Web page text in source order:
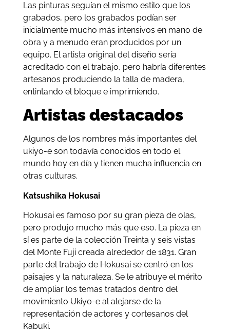
Las pinturas seguían el mismo estilo que los
grabados, pero los grabados podían ser
inicialmente mucho más intensivos en mano de
obra y a menudo eran producidos por un
equipo. El artista original del diseño sería
acreditado con el trabajo, pero habría diferentes
artesanos produciendo la talla de madera,
entintando el bloque e imprimiendo.
Artistas destacados
Algunos de los nombres más importantes del
ukiyo-e son todavía conocidos en todo el
mundo hoy en día y tienen mucha influencia en
otras culturas.
Katsushika Hokusai
Hokusai es famoso por su gran pieza de olas,
pero produjo mucho más que eso. La pieza en
sí es parte de la colección Treinta y seis vistas
del Monte Fuji creada alrededor de 1831. Gran
parte del trabajo de Hokusai se centró en los
paisajes y la naturaleza. Se le atribuye el mérito
de ampliar los temas tratados dentro del
movimiento Ukiyo-e al alejarse de la
representación de actores y cortesanos del
Kabuki.